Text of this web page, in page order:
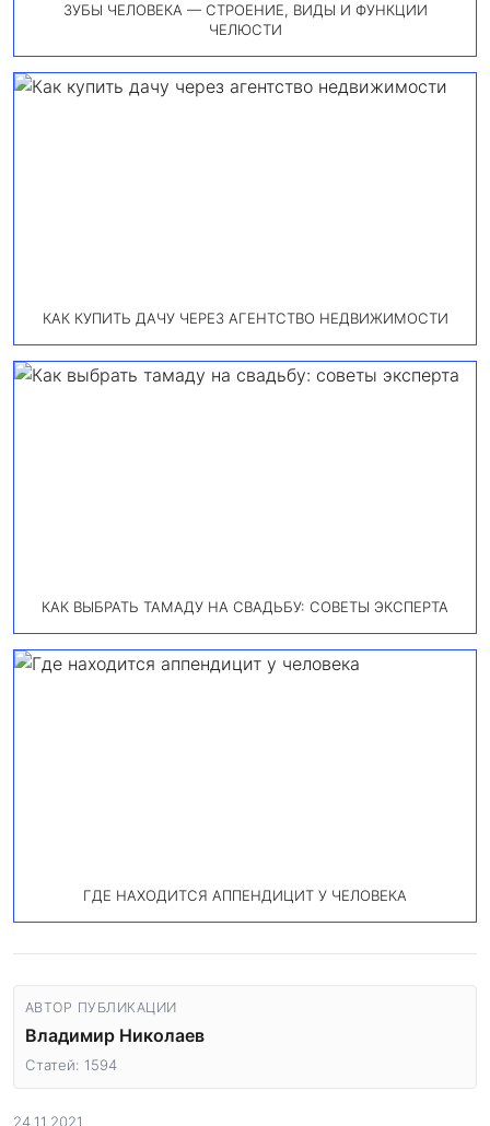
ЗУБЫ ЧЕЛОВЕКА — СТРОЕНИЕ, ВИДЫ И ФУНКЦИИ
ЧЕЛЮСТИ
КАК КУПИТЬ ДАЧУ ЧЕРЕЗ АГЕНТСТВО НЕДВИЖИМОСТИ
КАК ВЫБРАТЬ ТАМАДУ НА СВАДЬБУ: СОВЕТЫ ЭКСПЕРТА
ГДЕ НАХОДИТСЯ АППЕНДИЦИТ У ЧЕЛОВЕКА
АВТОР ПУБЛИКАЦИИ
Владимир Николаев
Статей: 1594
24.11.2021